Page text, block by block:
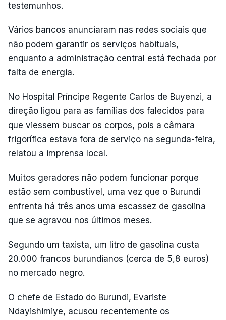
testemunhos.
Vários bancos anunciaram nas redes sociais que
não podem garantir os serviços habituais,
enquanto a administração central está fechada por
falta de energia.
No Hospital Príncipe Regente Carlos de Buyenzi, a
direção ligou para as famílias dos falecidos para
que viessem buscar os corpos, pois a câmara
frigorífica estava fora de serviço na segunda-feira,
relatou a imprensa local.
Muitos geradores não podem funcionar porque
estão sem combustível, uma vez que o Burundi
enfrenta há três anos uma escassez de gasolina
que se agravou nos últimos meses.
Segundo um taxista, um litro de gasolina custa
20.000 francos burundianos (cerca de 5,8 euros)
no mercado negro.
O chefe de Estado do Burundi, Evariste
Ndayishimiye, acusou recentemente os